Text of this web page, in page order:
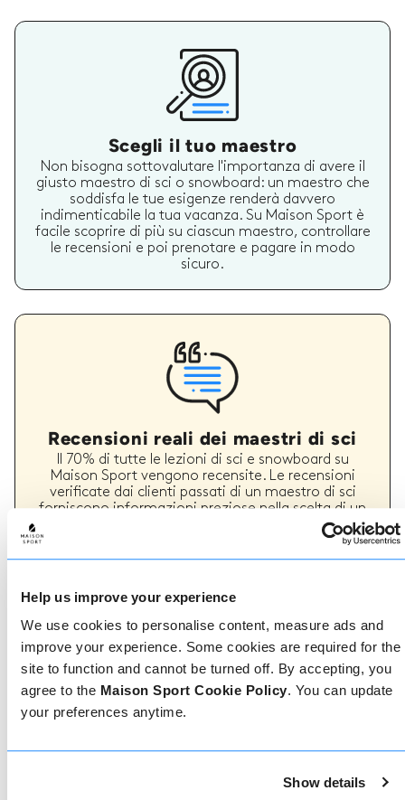
Help us improve your experience
We use cookies to personalise content, measure ads and
improve your experience. Some cookies are required for the
site to function and cannot be turned off. By accepting, you
agree to the Maison Sport Cookie Policy. You can update
your preferences anytime.
Show details
Scegli il tuo maestro
Non bisogna sottovalutare l'importanza di avere il
giusto maestro di sci o snowboard: un maestro che
soddisfa le tue esigenze renderà davvero
indimenticabile la tua vacanza. Su Maison Sport è
facile scoprire di più su ciascun maestro, controllare
le recensioni e poi prenotare e pagare in modo
sicuro.
Recensioni reali dei maestri di sci
Il 70% di tutte le lezioni di sci e snowboard su
Maison Sport vengono recensite. Le recensioni
verificate dai clienti passati di un maestro di sci
forniscono informazioni preziose nella scelta di un
maestro. Puoi vedere se un maestro offre
regolarmente un servizio di alta qualità e i tipi di
lezioni di sci o snowboard che ha fornito in passato.
Come prenotare
Prenotare con noi non potrebbe essere più
semplice, il nostro team di esperti è sempre a
disposizione per aiutarvi: prenotate subito online
assistenza.